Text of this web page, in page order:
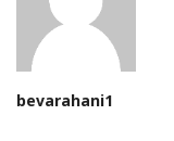
bevarahani1